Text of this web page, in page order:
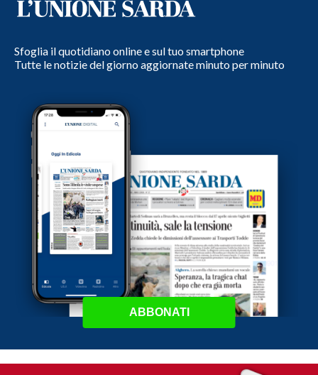
Sfoglia il quotidiano online e sul tuo smartphone
Tutte le notizie del giorno aggiornate minuto per minuto
ABBONATI